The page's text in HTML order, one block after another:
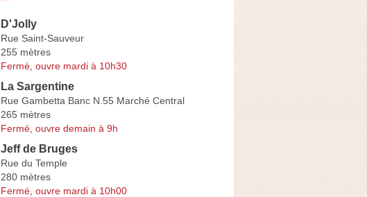
D'Jolly
Rue Saint-Sauveur
255 mètres
Fermé, ouvre mardi à 10h30
La Sargentine
Rue Gambetta Banc N.55 Marché Central
265 mètres
Fermé, ouvre demain à 9h
Jeff de Bruges
Rue du Temple
280 mètres
Fermé, ouvre mardi à 10h00